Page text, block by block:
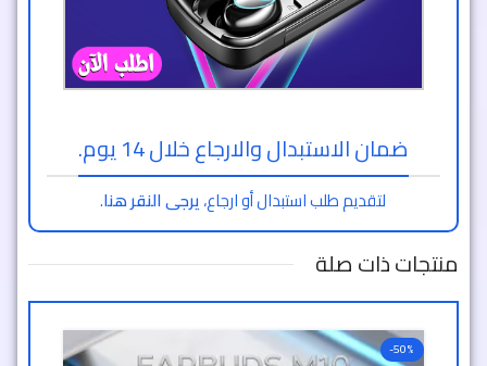
ضمان الاستبدال والارجاع خلال 14 يوم.
لتقديم طلب استبدال أو ارجاع،يرجى النقر هنا.
منتجات ذات صلة
-50%